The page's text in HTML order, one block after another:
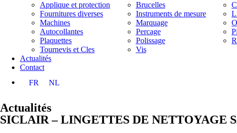
Applique et protection
Brucelles
Fournitures diverses
Instruments de mesure
Machines
Marquage
Autocollantes
Percage
Plaquettes
Polissage
Tournevis et Cles
Vis
Actualités
Contact
FR
NL
Actualités
SICLAIR – LINGETTES DE NETTOYAGE